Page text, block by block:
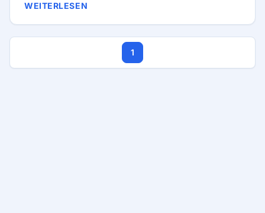
Beruf war. Sondern weil es sich für mich richtig
anfühlte. Code war Arbeit, Hobby, Neugier, Trost
und manchmal auch Flucht. Neue Tools
ausprobieren. Side Projects. Dokumentation lesen.
Den Markt beobachten. Eine Idee bauen, nur um zu
WEITERLESEN
1